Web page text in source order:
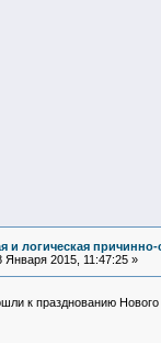
и логическая
Января 2015, 11:47:25 »
к празднованию Нового